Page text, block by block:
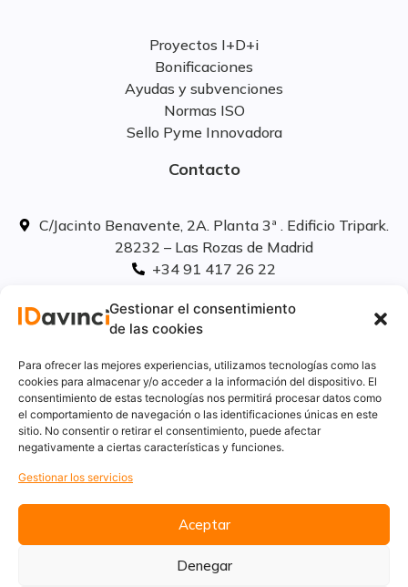
Gestionar el consentimiento
de las cookies
Para ofrecer las mejores experiencias, utilizamos tecnologías como las
cookies para almacenar y/o acceder a la información del dispositivo. El
consentimiento de estas tecnologías nos permitirá procesar datos como
el comportamiento de navegación o las identificaciones únicas en este
sitio. No consentir o retirar el consentimiento, puede afectar
negativamente a ciertas características y funciones.
Gestionar los servicios
Aceptar
Denegar
Proyectos I+D+i
Bonificaciones
Ayudas y subvenciones
Normas ISO
Sello Pyme Innovadora
Contacto
C/Jacinto Benavente, 2A. Planta 3ª . Edificio Tripark.
28232 – Las Rozas de Madrid
+34 91 417 26 22
linkedIn
Aviso Legal
Privacidad
Cookies